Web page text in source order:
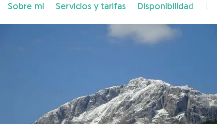
Sobre mí Servicios y tarifas Disponibilidad